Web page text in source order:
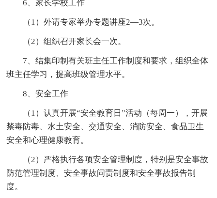
6、家长学校工作
（1）外请专家举办专题讲座2—3次。
（2）组织召开家长会一次。
7、结集印制有关班主任工作制度和要求，组织全体
班主任学习，提高班级管理水平。
8、安全工作
（1）认真开展“安全教育日”活动（每周一），开展
禁毒防毒、水土安全、交通安全、消防安全、食品卫生
安全和心理健康教育。
（2）严格执行各项安全管理制度，特别是安全事故
防范管理制度、安全事故问责制度和安全事故报告制
度。